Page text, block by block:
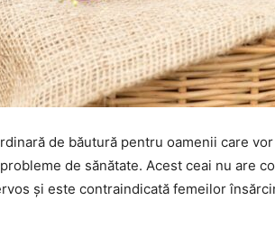
de băutură pentru oamenii care
de sănătate. Acest ceai nu are
și este contraindicată femeilor